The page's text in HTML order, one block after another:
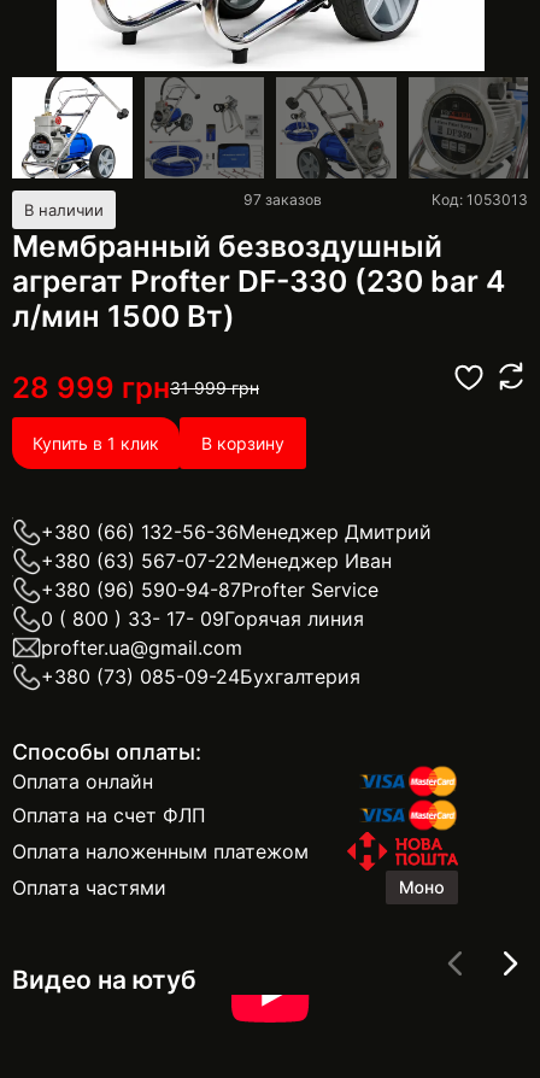
В наличии
Мембранный безвоздушный
агрегат Profter DF-330 (230 bar 4
л/мин 1500 Вт)
Код: 1053013
97 заказов
28 999 грн31 999грн
Купить в 1 клик В корзину
+380 (66) 132-56-36Менеджер Дмитрий
+380 (63) 567-07-22Менеджер Иван
+380 (96) 590-94-87Profter Service
0 ( 800 ) 33- 17- 09Горячая линия
profter.ua@gmail.com
+380 (73) 085-09-24Бухгалтерия
Способы оплаты:
Оплата онлайн
Оплата на счет ФЛП
Оплата наложенным платежом
Оплата частями
Видео на ютуб